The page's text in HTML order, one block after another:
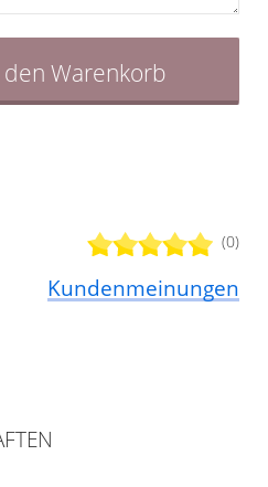
(0)
Kundenmeinungen
den Warenkorb